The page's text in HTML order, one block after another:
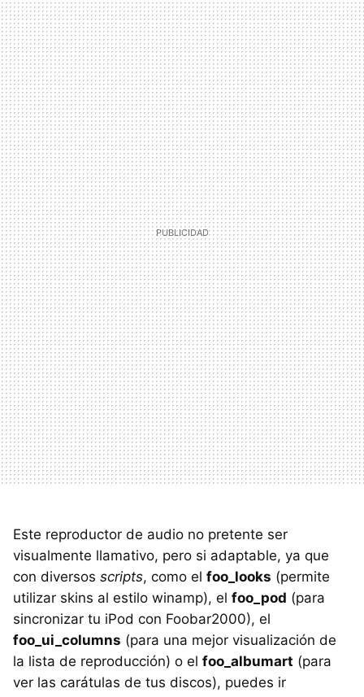
Este reproductor de audio no pretente ser
visualmente llamativo, pero si adaptable, ya que
con diversos scripts, como el foo_looks (permite
utilizar skins al estilo winamp), el foo_pod (para
sincronizar tu iPod con Foobar2000), el
foo_ui_columns (para una mejor visualización de
la lista de reproducción) o el foo_albumart (para
ver las carátulas de tus discos), puedes ir